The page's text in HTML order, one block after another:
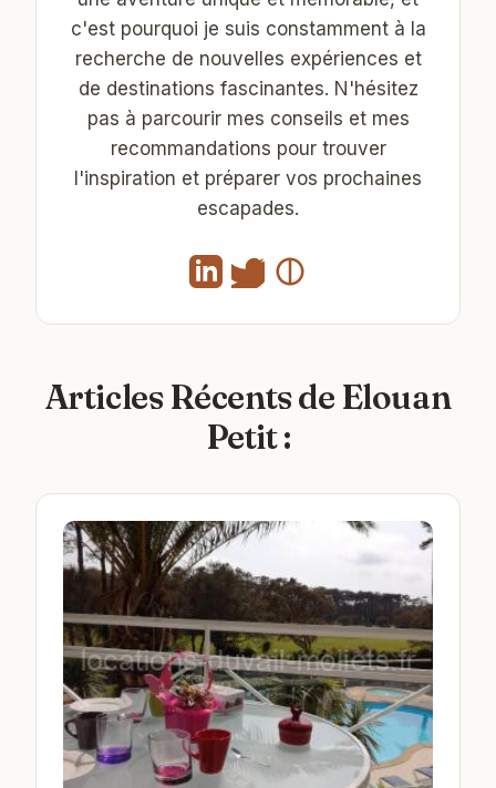
c'est pourquoi je suis constamment à la
recherche de nouvelles expériences et
de destinations fascinantes. N'hésitez
pas à parcourir mes conseils et mes
recommandations pour trouver
l'inspiration et préparer vos prochaines
escapades.
Articles Récents de Elouan
Petit :